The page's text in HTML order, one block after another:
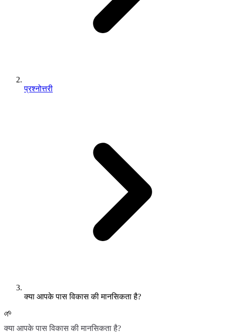
प्रश्नोत्तरी
क्या आपके पास विकास की मानसिकता है?
🌱
क्या आपके पास विकास की मानसिकता है?